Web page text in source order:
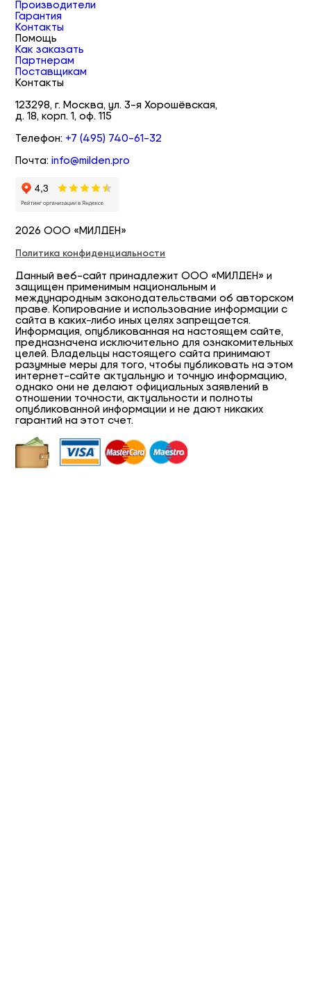
Производители
Гарантия
Контакты
Помощь
Как заказать
Партнерам
Поставщикам
Контакты
123298, г. Москва, ул. 3-я Хорошёвская,
д. 18, корп. 1, оф. 115
Телефон: +7 (495) 740-61-32
Почта:info@milden.pro
2026 ООО «МИЛДЕН»
Политика конфиденциальности
Данный веб-сайт принадлежит ООО «МИЛДЕН» и
защищен применимым национальным и
международным законодательствами об авторском
праве. Копирование и использование информации с
сайта в каких-либо иных целях запрещается.
Информация, опубликованная на настоящем сайте,
предназначена исключительно для ознакомительных
целей. Владельцы настоящего сайта принимают
разумные меры для того, чтобы публиковать на этом
интернет-сайте актуальную и точную информацию,
однако они не делают официальных заявлений в
отношении точности, актуальности и полноты
опубликованной информации и не дают никаких
гарантий на этот счет.